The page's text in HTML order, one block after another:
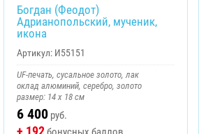
Богдан (Феодот)
Адрианопольский, мученик,
икона
Артикул: И55151
UF-печать, сусальное золото, лак
оклад алюминий, серебро, золото
размер: 14 х 18 см
6 400 руб.
+ 192